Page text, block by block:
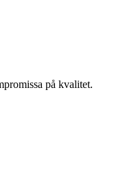
på kvalitet.